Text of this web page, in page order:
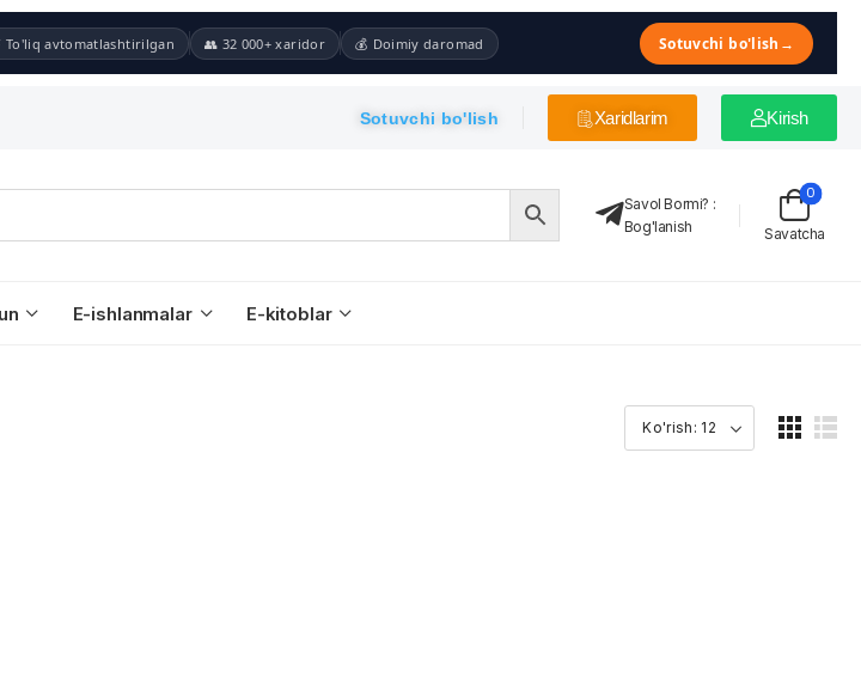
To'liq avtomatlashtirilgan 👥 32 000+ xaridor 💰 Doimiy daromad Sotuvchi bo'lish →
Sotuvchi bo'lish Xaridlarim Kirish
Savol Bormi? :
Bog'lanish
Savatcha
0
E-ishlanmalar E-kitoblar